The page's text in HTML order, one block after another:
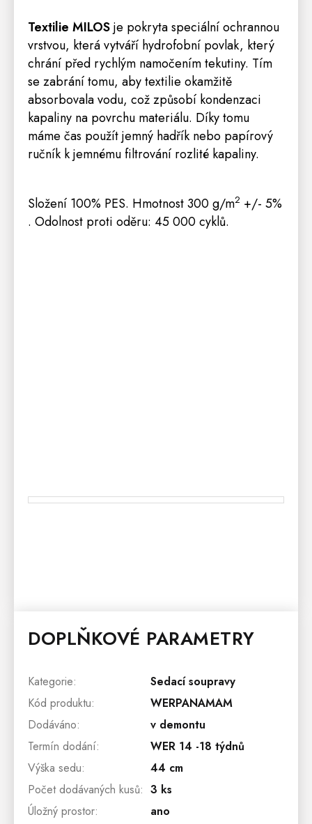
Textilie MILOSje pokryta speciální ochrannou
vrstvou, která vytváří hydrofobní povlak, který
chrání před rychlým namočením tekutiny. Tím
se zabrání tomu, aby textilie okamžitě
absorbovala vodu, což způsobí kondenzaci
kapaliny na povrchu materiálu. Díky tomu
máme čas použít jemný hadřík nebo papírový
ručník k jemnému filtrování rozlité kapaliny.
Složení 100% PES. Hmotnost 300 g/m2 +/- 5%
. Odolnost proti oděru: 45 000 cyklů.
DOPLŇKOVÉ PARAMETRY
Kategorie:
Sedací soupravy
Kód produktu:
WERPANAMAM
Dodáváno:
v demontu
Termín dodání:
WER 14 -18 týdnů
Výška sedu:
44 cm
Počet dodávaných kusů: 3 ks
Úložný prostor: ano